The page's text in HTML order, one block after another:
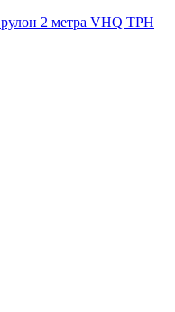
2 метра VHQ TPH